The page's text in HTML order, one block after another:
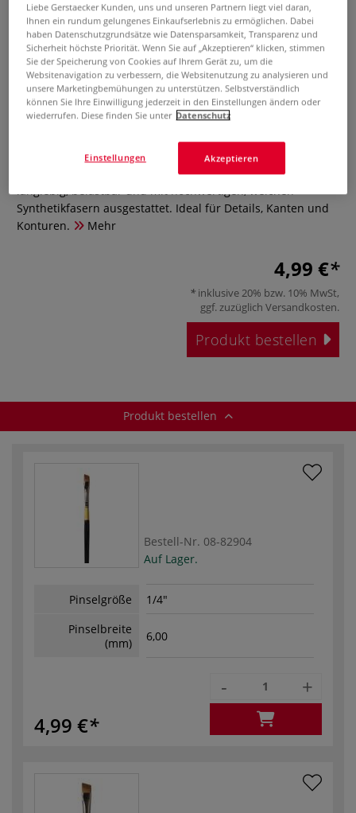
DALER ROWNEY System 3
Acrylpinsel, Serie 57, Eckmaler
0 Bewertungen
Der Daler-Rowney System 3 Acrylpinsel, Serie 57, Eckmaler
ist kurzstielig mit schwarzer Aluminiumzwinge. Er ist
langlebig, belastbar und mit hochwertigen, weichen
Synthetikfasern ausgestattet. Ideal für Details, Kanten und
Konturen.
Mehr
4,99 €
inklusive 20% bzw. 10% MwSt,
ggf. zuzüglich Versandkosten.
Produkt bestellen
Produkt bestellen
Bestell-Nr. 08-82904
Auf Lager.
Pinselgröße
1/4"
Pinselbreite
(mm)
6,00
4,99 €
- +
Liebe Gerstaecker Kunden, uns und unseren Partnern liegt viel daran,
Ihnen ein rundum gelungenes Einkaufserlebnis zu ermöglichen. Dabei
haben Datenschutzgrundsätze wie Datensparsamkeit, Transparenz und
Sicherheit höchste Priorität. Wenn Sie auf „Akzeptieren“ klicken, stimmen
Sie der Speicherung von Cookies auf Ihrem Gerät zu, um die
Websitenavigation zu verbessern, die Websitenutzung zu analysieren und
unsere Marketingbemühungen zu unterstützen. Selbstverständlich
können Sie Ihre Einwilligung jederzeit in den Einstellungen ändern oder
wiederrufen. Diese finden Sie unter Datenschutz
Akzeptieren
Einstellungen